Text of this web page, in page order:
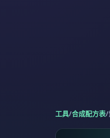
工具/合成配方表/